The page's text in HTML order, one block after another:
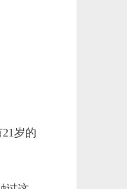
岁的